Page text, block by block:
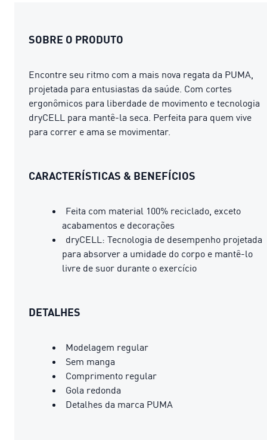
SOBRE O PRODUTO
Encontre seu ritmo com a mais nova regata da PUMA,
projetada para entusiastas da saúde. Com cortes
ergonômicos para liberdade de movimento e tecnologia
dryCELL para mantê-la seca. Perfeita para quem vive
para correr e ama se movimentar.
CARACTERÍSTICAS & BENEFÍCIOS
Feita com material 100% reciclado, exceto
acabamentos e decorações
dryCELL: Tecnologia de desempenho projetada
para absorver a umidade do corpo e mantê-lo
livre de suor durante o exercício
DETALHES
Modelagem regular
Sem manga
Comprimento regular
Gola redonda
Detalhes da marca PUMA